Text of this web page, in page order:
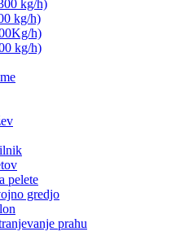
kg/h)
kg/h)
h)
kg/h)
pelete
gredjo
prahu